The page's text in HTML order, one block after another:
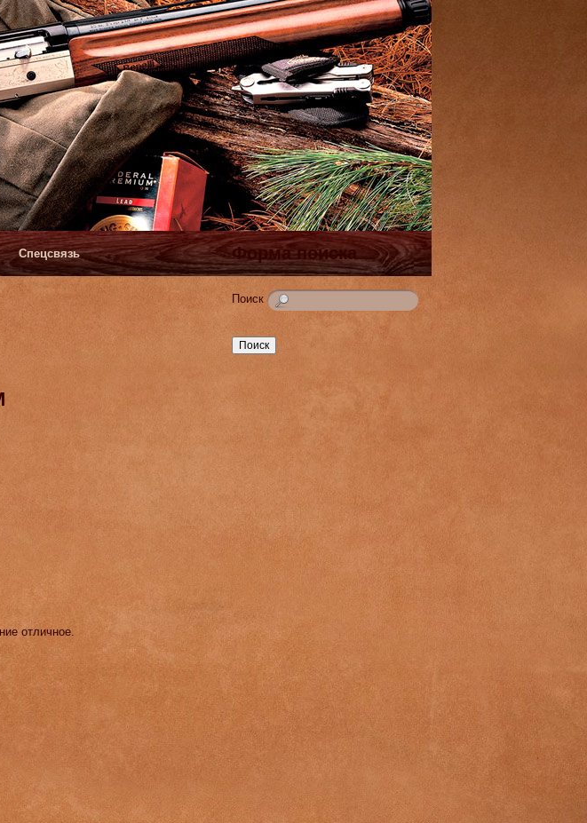
Форма поиска
Поиск
Спецсвязь
отличное.